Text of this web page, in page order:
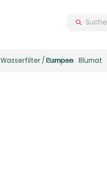
Wasserfilter / Osmose
Pumpen Blumat